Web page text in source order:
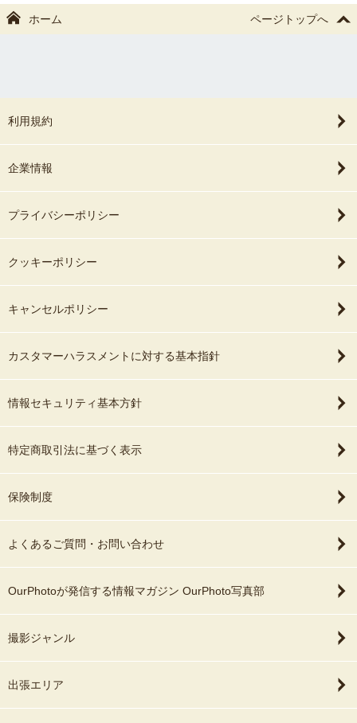
ホーム ページトップへ
利用規約
企業情報
プライバシーポリシー
クッキーポリシー
キャンセルポリシー
カスタマーハラスメントに対する基本指針
情報セキュリティ基本方針
特定商取引法に基づく表示
保険制度
よくあるご質問・お問い合わせ
OurPhotoが発信する情報マガジン OurPhoto写真部
撮影ジャンル
出張エリア